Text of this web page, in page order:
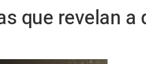
que revelan a